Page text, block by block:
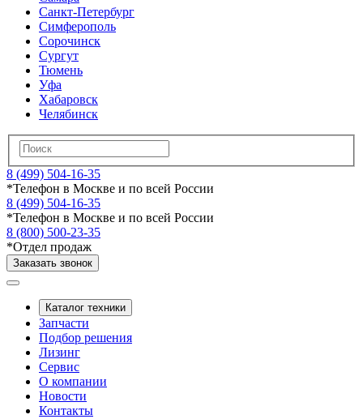
Санкт-Петербург
Симферополь
Сорочинск
Сургут
Тюмень
Уфа
Хабаровск
Челябинск
8 (499) 504-16-35
*Телефон в Москве и по всей России
8 (499) 504-16-35
*Телефон в Москве и по всей России
8 (800) 500-23-35
*Отдел продаж
Заказать звонок
Каталог техники
Запчасти
Подбор решения
Лизинг
Сервис
О компании
Новости
Контакты